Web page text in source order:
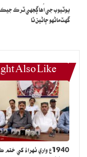
هوندو.
ان کان پوءِ ڪروم ٻڌائيندو
يوٽيوب جي اُها ڳجهي ٽرڪ
گهٽ ماڻهو ڄاڻين ٿا
Also Like
1940ع واري ٺهراءُ کي